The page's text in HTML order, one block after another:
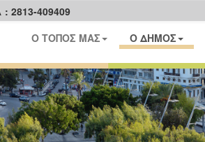
2813-409409
Ο ΤΟΠΟΣ ΜΑΣ Ο ΔΗΜΟΣ